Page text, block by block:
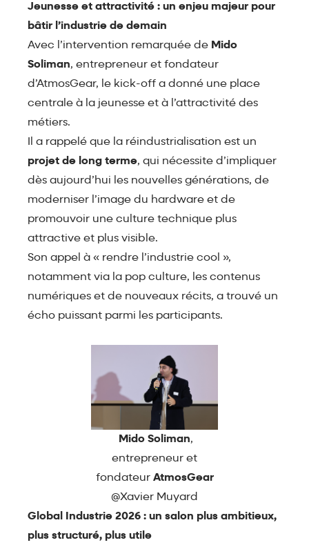
Jeunesse et attractivité : un enjeu majeur pour
bâtir l’industrie de demain
Avec l’intervention remarquée de Mido
Soliman, entrepreneur et fondateur
d’AtmosGear, le kick-off a donné une place
centrale à la jeunesse et à l’attractivité des
métiers.
Il a rappelé que la réindustrialisation est un
projet de long terme, qui nécessite d’impliquer
dès aujourd’hui les nouvelles générations, de
moderniser l’image du hardware et de
promouvoir une culture technique plus
attractive et plus visible.
Son appel à « rendre l’industrie cool »,
notamment via la pop culture, les contenus
numériques et de nouveaux récits, a trouvé un
écho puissant parmi les participants.
Mido Soliman,
entrepreneur et
fondateur AtmosGear
@Xavier Muyard
Global Industrie 2026 : un salon plus ambitieux,
plus structuré, plus utile